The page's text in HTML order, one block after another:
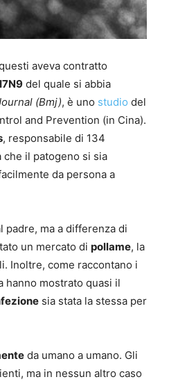
aveva contratto
del quale si abbia
(Bmj), è uno studio del
and Prevention (in Cina).
, responsabile di 134
il patogeno si sia
da persona a
padre, ma a differenza di
un mercato di pollame, la
Inoltre, come raccontano i
hanno mostrato quasi il
sia stata la stessa per
da umano a umano. Gli
ma in nessun altro caso